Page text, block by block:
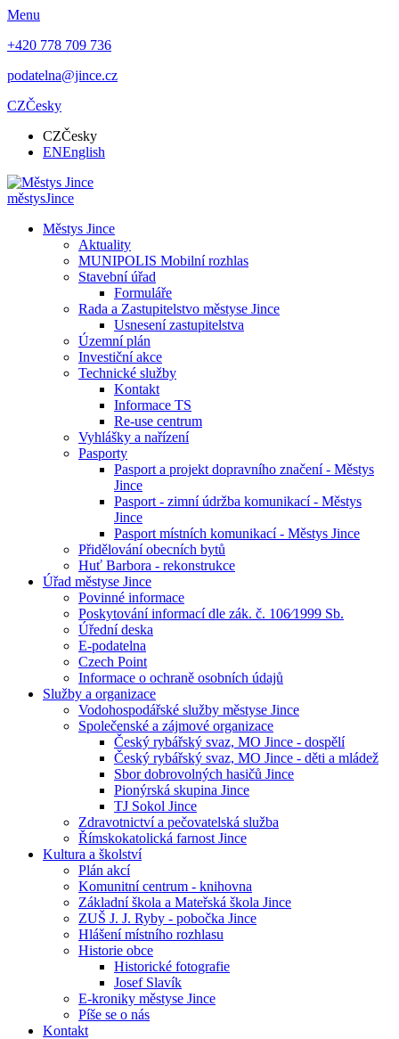
Menu
+420 778 709 736
podatelna@jince.cz
CZČesky
CZČesky
ENEnglish
městysJince
Městys Jince
Aktuality
MUNIPOLIS Mobilní rozhlas
Stavební úřad
Formuláře
Rada a Zastupitelstvo městyse Jince
Usnesení zastupitelstva
Územní plán
Investiční akce
Technické služby
Kontakt
Informace TS
Re-use centrum
Vyhlášky a nařízení
Pasporty
Pasport a projekt dopravního značení - Městys
Jince
Pasport - zimní údržba komunikací - Městys
Jince
Pasport místních komunikací - Městys Jince
Přidělování obecních bytů
Huť Barbora - rekonstrukce
Úřad městyse Jince
Povinné informace
Poskytování informací dle zák. č. 106⁄1999 Sb.
Úřední deska
E-podatelna
Czech Point
Informace o ochraně osobních údajů
Služby a organizace
Vodohospodářské služby městyse Jince
Společenské a zájmové organizace
Český rybářský svaz, MO Jince - dospělí
Český rybářský svaz, MO Jince - děti a mládež
Sbor dobrovolných hasičů Jince
Pionýrská skupina Jince
TJ Sokol Jince
Zdravotnictví a pečovatelská služba
Římskokatolická farnost Jince
Kultura a školství
Plán akcí
Komunitní centrum - knihovna
Základní škola a Mateřská škola Jince
ZUŠ J. J. Ryby - pobočka Jince
Hlášení místního rozhlasu
Historie obce
Historické fotografie
Josef Slavík
E-kroniky městyse Jince
Píše se o nás
Kontakt